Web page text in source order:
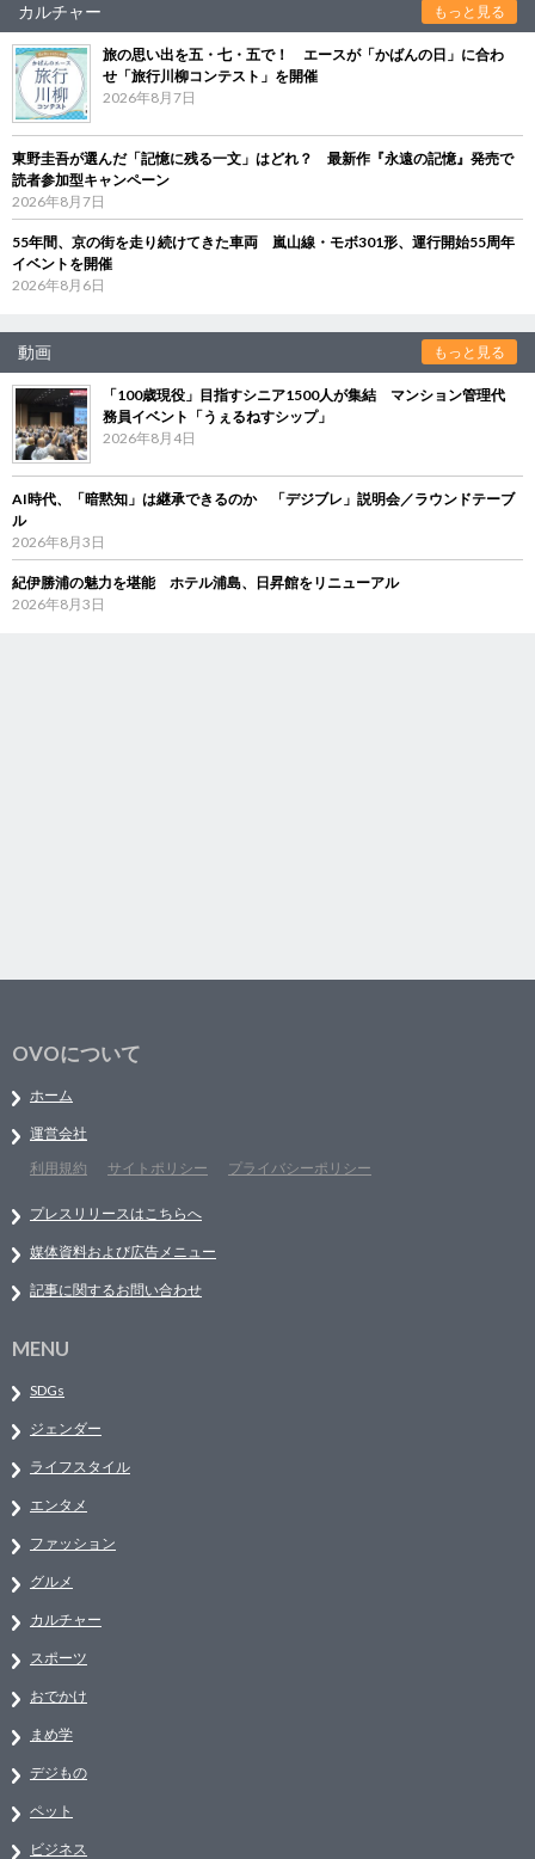
カルチャー もっと見る
旅の思い出を五・七・五で！ エースが「かばんの日」に合わ
せ「旅行川柳コンテスト」を開催
2026年8月7日
東野圭吾が選んだ「記憶に残る一文」はどれ？ 最新作『永遠の記憶』発売で
読者参加型キャンペーン
2026年8月7日
55年間、京の街を走り続けてきた車両 嵐山線・モボ301形、運行開始55周年
イベントを開催
2026年8月6日
動画 もっと見る
「100歳現役」目指すシニア1500人が集結 マンション管理代
務員イベント「うぇるねすシップ」
2026年8月4日
AI時代、「暗黙知」は継承できるのか 「デジブレ」説明会／ラウンドテーブ
ル
2026年8月3日
紀伊勝浦の魅力を堪能 ホテル浦島、日昇館をリニューアル
2026年8月3日
OVOについて
ホーム
運営会社
利用規約
サイトポリシー プライバシーポリシー
プレスリリースはこちらへ
媒体資料および広告メニュー
記事に関するお問い合わせ
MENU
SDGs
ジェンダー
ライフスタイル
エンタメ
ファッション
グルメ
カルチャー
スポーツ
おでかけ
まめ学
デジもの
ペット
ビジネス